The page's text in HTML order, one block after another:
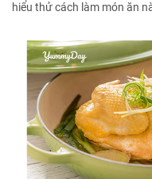
hiểu thử cách làm món ăn